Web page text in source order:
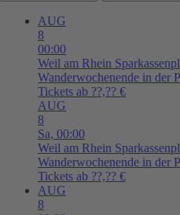
AUG
8
00:00
Weil am Rhein
Wanderwochenende in der
Tickets ab ??,?? €
AUG
8
Sa, 00:00
Weil am Rhein
Wanderwochenende in der
Tickets ab ??,?? €
AUG
8